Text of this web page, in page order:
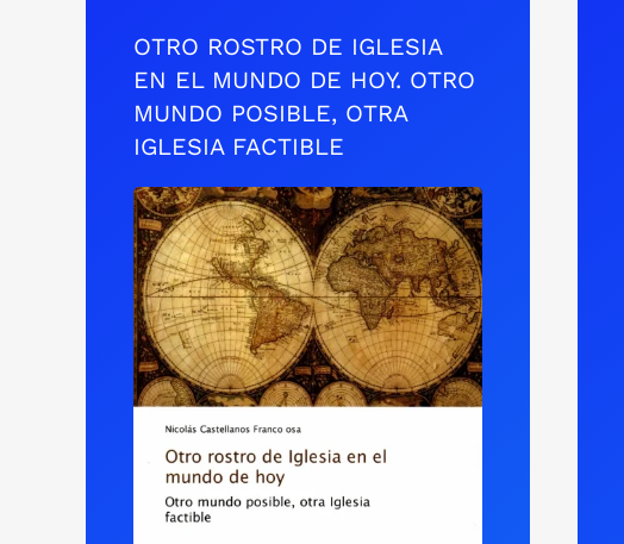
OTRO ROSTRO DE IGLESIA
EN EL MUNDO DE HOY. OTRO
MUNDO POSIBLE, OTRA
IGLESIA FACTIBLE